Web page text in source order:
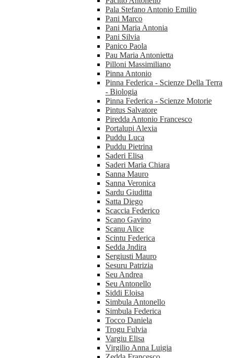
Pala Stefano Antonio Emilio
Pani Marco
Pani Maria Antonia
Pani Silvia
Panico Paola
Pau Maria Antonietta
Pilloni Massimiliano
Pinna Antonio
Pinna Federica - Scienze Della Terra
- Biologia
Pinna Federica - Scienze Motorie
Pintus Salvatore
Piredda Antonio Francesco
Portalupi Alexia
Puddu Luca
Puddu Pietrina
Saderi Elisa
Saderi Maria Chiara
Sanna Mauro
Sanna Veronica
Sardu Giuditta
Satta Diego
Scaccia Federico
Scano Gavino
Scanu Alice
Scintu Federica
Sedda Jndira
Sergiusti Mauro
Sesuru Patrizia
Seu Andrea
Seu Antonello
Siddi Eloisa
Simbula Antonello
Simbula Federica
Tocco Daniela
Trogu Fulvia
Vargiu Elisa
Virgilio Anna Luigia